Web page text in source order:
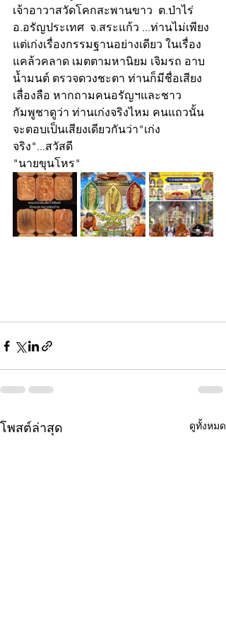
เจ้าอาวาสวัดโคกสะพานขาว  ต.ป่าไร่
อ.อรัญประเทศ  จ.สระแก้ว ...ท่านไม่เพียง
แต่เก่งเรื่องกรรมฐานอย่างเดียว ในเรื่อง
แคล้วคลาด เมตตามหานิยม เจิมรถ อาบ
น้ำมนต์ ตรวจดวงชะตา ท่านก็มีชื่อเสียง
เลื่องลือ หากถามคนอรัญฯและชาว
กัมพูชาดูว่า ท่านเก่งจริงไหม คนแถวนั้น
จะตอบเป็นเสียงเดียวกันว่า"เก่ง
จริง"...สวัสดี
"นายขุนโหร"
โพสต์ล่าสุด ดูทั้งหมด